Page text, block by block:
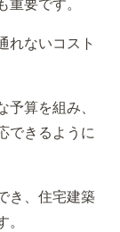
れないコスト
算を組み、
できるように
き、住宅建築